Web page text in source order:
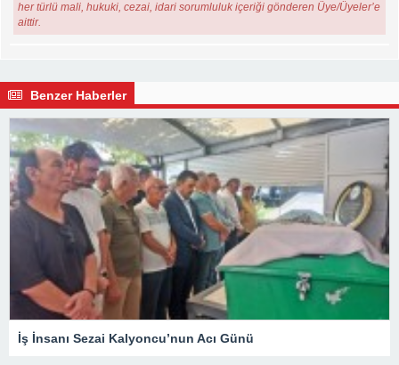
her türlü mali, hukuki, cezai, idari sorumluluk içeriği gönderen Üye/Üyeler’e
aittir.
Benzer Haberler
İş İnsanı Sezai Kalyoncu’nun Acı Günü